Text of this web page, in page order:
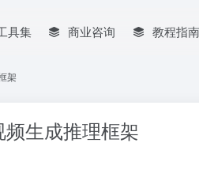
具集 商业咨询 教程指南
架
生成推理框架